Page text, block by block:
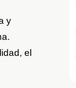
y
el